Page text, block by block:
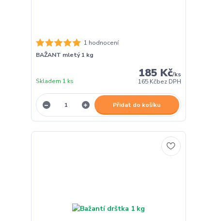
1 hodnocení
BAŽANT mletý 1 kg
185 Kč/ks
165 Kčbez DPH
Skladem 1 ks
Přidat do košíku